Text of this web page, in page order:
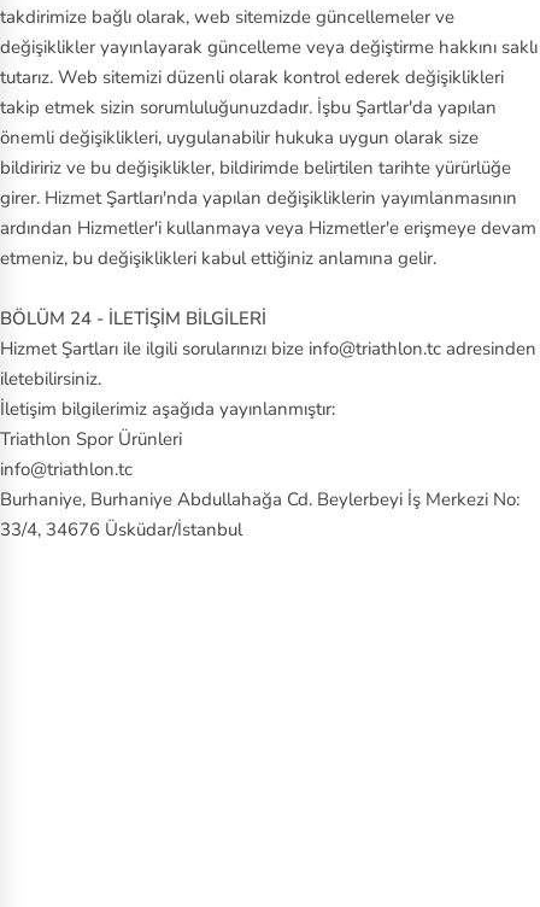
takdirimize bağlı olarak, web sitemizde güncellemeler ve
değişiklikler yayınlayarak güncelleme veya değiştirme hakkını saklı
tutarız. Web sitemizi düzenli olarak kontrol ederek değişiklikleri
takip etmek sizin sorumluluğunuzdadır. İşbu Şartlar'da yapılan
önemli değişiklikleri, uygulanabilir hukuka uygun olarak size
bildiririz ve bu değişiklikler, bildirimde belirtilen tarihte yürürlüğe
girer. Hizmet Şartları'nda yapılan değişikliklerin yayımlanmasının
ardından Hizmetler'i kullanmaya veya Hizmetler'e erişmeye devam
etmeniz, bu değişiklikleri kabul ettiğiniz anlamına gelir.
BÖLÜM 24 - İLETİŞİM BİLGİLERİ
Hizmet Şartları ile ilgili sorularınızı bize info@triathlon.tc adresinden
iletebilirsiniz.
İletişim bilgilerimiz aşağıda yayınlanmıştır:
Triathlon Spor Ürünleri
info@triathlon.tc
Burhaniye, Burhaniye Abdullahağa Cd. Beylerbeyi İş Merkezi No:
33/4, 34676 Üsküdar/İstanbul